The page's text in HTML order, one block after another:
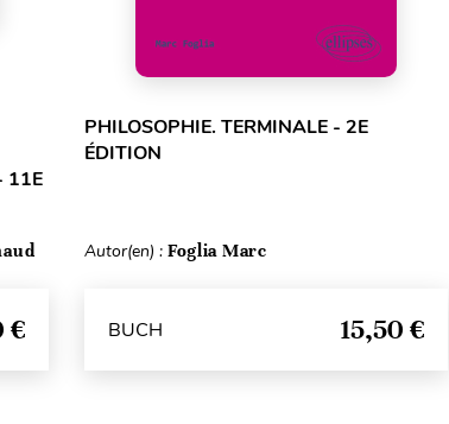
11E
€
PHILOSOPHIE. TERMINALE - 2E
ÉDITION
Autor(en) : Foglia Marc
BUCH 15,50 €